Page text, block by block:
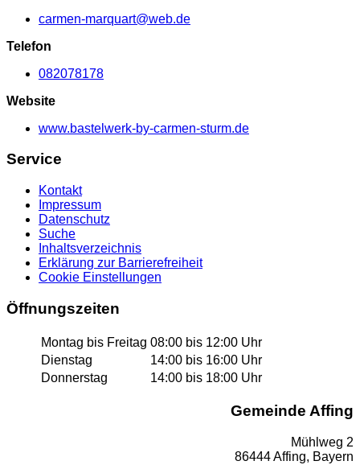
carmen-marquart@web.de
Telefon
082078178
Website
www.bastelwerk-by-carmen-sturm.de
Service
Kontakt
Impressum
Datenschutz
Suche
Inhaltsverzeichnis
Erklärung zur Barrierefreiheit
Cookie Einstellungen
Öffnungszeiten
Montag bis Freitag 08:00 bis 12:00 Uhr
Dienstag
14:00 bis 16:00 Uhr
Donnerstag
14:00 bis 18:00 Uhr
Gemeinde Affing
Mühlweg 2
86444 Affing, Bayern